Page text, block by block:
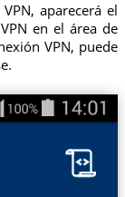
aparecerá el
en el área de
VPN, puede